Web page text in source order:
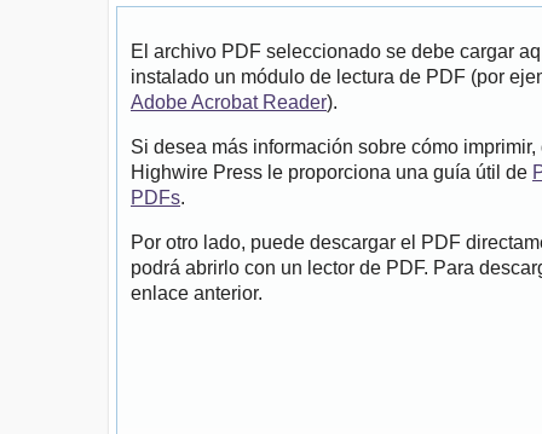
El archivo PDF seleccionado se debe cargar
instalado un módulo de lectura de PDF (por
Adobe Acrobat Reader).
Si desea más información sobre cómo
Highwire Press le proporciona una guía útil de
PDFs.
Por otro lado, puede descargar el PDF
podrá abrirlo con un lector de PDF. Para
enlace anterior.